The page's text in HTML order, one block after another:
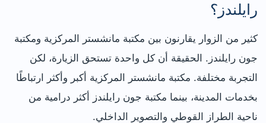
رايلندز؟
كثير من الزوار يقارنون بين مكتبة مانشستر المركزية ومكتبة
جون رايلندز. الحقيقة أن كل واحدة تستحق الزيارة، لكن
التجربة مختلفة. مكتبة مانشستر المركزية أكبر وأكثر ارتباطًا
بخدمات المدينة، بينما مكتبة جون رايلندز أكثر درامية من
ناحية الطراز القوطي والتصوير الداخلي.